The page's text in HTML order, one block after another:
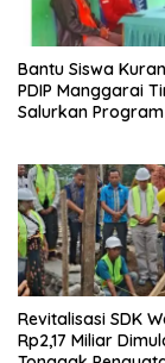
Bantu Siswa
PDIP Manggarai
Salurkan
Revitalisasi SDK
Rp2,17 Miliar